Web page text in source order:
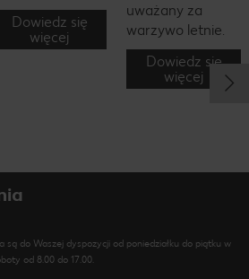
Dowiedz się
więcej
uważany za
warzywo letnie.
Dowiedz się
więcej
są do Waszej dyspozycji od poniedziałku do piątku w
od 8.00 do 17.00.